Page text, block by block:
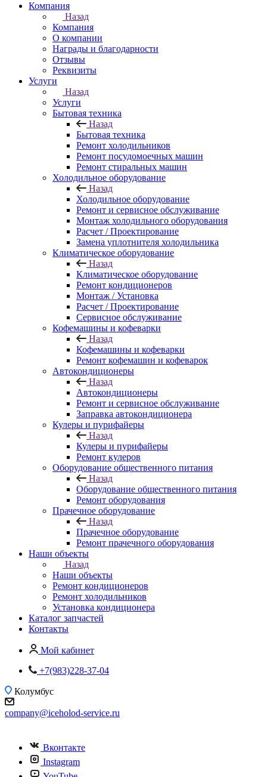
Компания
Назад
Компания
О компании
Награды и благодарности
Отзывы
Реквизиты
Услуги
Назад
Услуги
Бытовая техника
Назад
Бытовая техника
Ремонт холодильников
Ремонт посудомоечных машин
Ремонт стиральных машин
Холодильное оборудование
Назад
Холодильное оборудование
Ремонт и сервисное обслуживание
Монтаж холодильного оборудования
Расчет / Проектирование
Замена уплотнителя холодильника
Климатическое оборудование
Назад
Климатическое оборудование
Ремонт кондиционеров
Монтаж / Установка
Расчет / Проектирование
Сервисное обслуживание
Кофемашины и кофеварки
Назад
Кофемашины и кофеварки
Ремонт кофемашин и кофеварок
Автокондиционеры
Назад
Автокондиционеры
Ремонт и сервисное обслуживание
Заправка автокондиционера
Кулеры и пурифайеры
Назад
Кулеры и пурифайеры
Ремонт кулеров
Оборудование общественного питания
Назад
Оборудование общественного питания
Ремонт оборудования
Прачечное оборудование
Назад
Прачечное оборудование
Ремонт прачечного оборудования
Наши объекты
Назад
Наши объекты
Ремонт кондиционеров
Ремонт холодильников
Установка кондиционера
Каталог запчастей
Контакты
Мой кабинет
+7(983)228-37-04
Колумбус
company@iceholod-service.ru
Вконтакте
Instagram